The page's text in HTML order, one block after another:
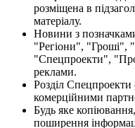
розміщена в
матеріалу.
Новини з
"Регіони", "Гроші",
"Спецпроекти",
реклами.
Розділ Спецпроекти
комерційними
Будь яке
поширення